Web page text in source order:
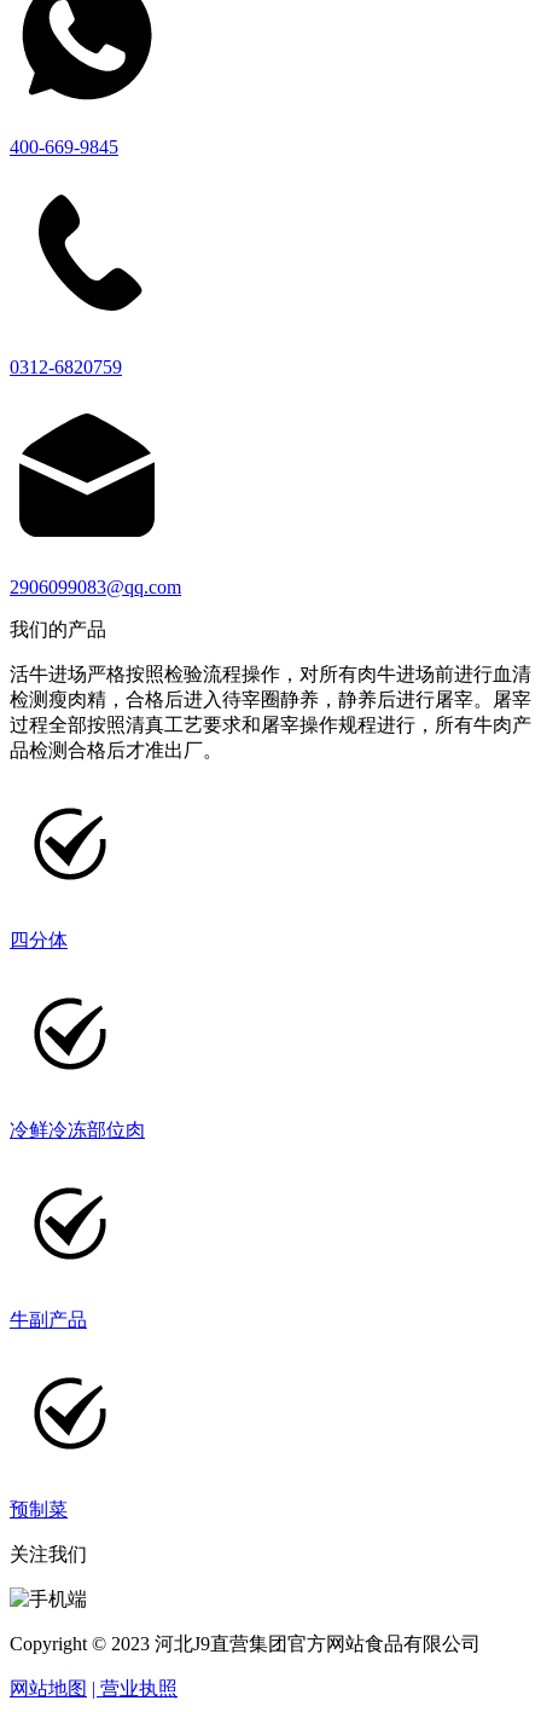
400-669-9845
0312-6820759
2906099083@qq.com
我们的产品
活牛进场严格按照检验流程操作，对所有肉牛进场前进行血清
检测瘦肉精，合格后进入待宰圈静养，静养后进行屠宰。屠宰
过程全部按照清真工艺要求和屠宰操作规程进行，所有牛肉产
品检测合格后才准出厂。
四分体
冷鲜冷冻部位肉
牛副产品
预制菜
关注我们
Copyright © 2023 河北J9直营集团官方网站食品有限公司
网站地图 | 营业执照